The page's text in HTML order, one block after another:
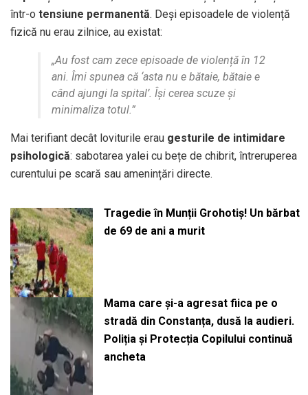
într-o tensiune permanentă. Deși episoadele de violență
fizică nu erau zilnice, au existat:
„Au fost cam zece episoade de violență în 12
ani. Îmi spunea că ‘asta nu e bătaie, bătaie e
când ajungi la spital’. Își cerea scuze și
minimaliza totul.”
Mai terifiant decât loviturile erau gesturile de intimidare
psihologică: sabotarea yalei cu bețe de chibrit, întreruperea
curentului pe scară sau amenințări directe.
Tragedie în Munții Grohotiș! Un bărbat
de 69 de ani a murit
Mama care și-a agresat fiica pe o
stradă din Constanța, dusă la audieri.
Poliția și Protecția Copilului continuă
ancheta